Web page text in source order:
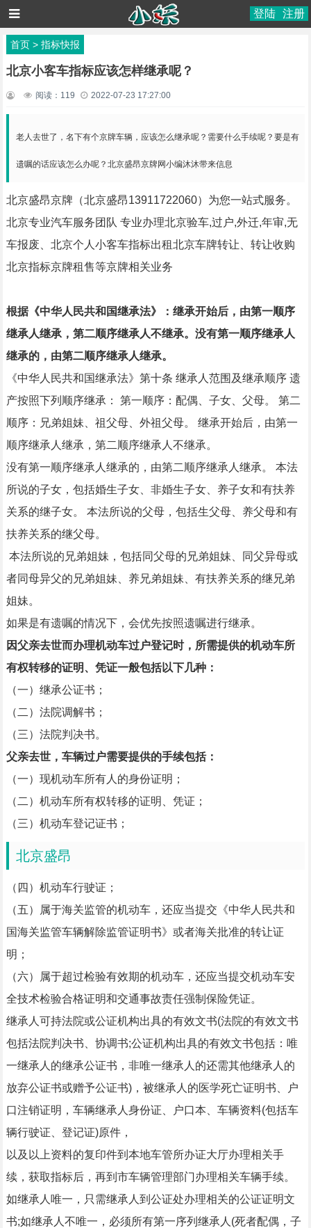
登陆 注册
首页> 指标快报
北京小客车指标应该怎样继承呢？
阅读： 119 2022-07-23 17:27:00
老人去世了，名下有个京牌车辆，应该怎么继承呢？需要什么手续呢？要是有
遗嘱的话应该怎么办呢？北京盛昂京牌网小编沐沐带来信息
北京盛昂京牌（北京盛昂13911722060）为您一站式服务。
北京专业汽车服务团队 专业办理北京验车,过户,外迁,年审,无
车报废、北京个人小客车指标出租北京车牌转让、转让收购
北京指标京牌租售等京牌相关业务
根据《中华人民共和国继承法》：继承开始后，由第一顺序
继承人继承，第二顺序继承人不继承。没有第一顺序继承人
继承的，由第二顺序继承人继承。
《中华人民共和国继承法》第十条 继承人范围及继承顺序 遗
产按照下列顺序继承： 第一顺序：配偶、子女、父母。 第二
顺序：兄弟姐妹、祖父母、外祖父母。 继承开始后，由第一
顺序继承人继承，第二顺序继承人不继承。
没有第一顺序继承人继承的，由第二顺序继承人继承。 本法
所说的子女，包括婚生子女、非婚生子女、养子女和有扶养
关系的继子女。 本法所说的父母，包括生父母、养父母和有
扶养关系的继父母。
本法所说的兄弟姐妹，包括同父母的兄弟姐妹、同父异母或
者同母异父的兄弟姐妹、养兄弟姐妹、有扶养关系的继兄弟
姐妹。
如果是有遗嘱的情况下，会优先按照遗嘱进行继承。
因父亲去世而办理机动车过户登记时，所需提供的机动车所
有权转移的证明、凭证一般包括以下几种：
（一）继承公证书；
（二）法院调解书；
（三）法院判决书。
父亲去世，车辆过户需要提供的手续包括：
（一）现机动车所有人的身份证明；
（二）机动车所有权转移的证明、凭证；
（三）机动车登记证书；
北京盛昂
（四）机动车行驶证；
（五）属于海关监管的机动车，还应当提交《中华人民共和
国海关监管车辆解除监管证明书》或者海关批准的转让证
明；
（六）属于超过检验有效期的机动车，还应当提交机动车安
全技术检验合格证明和交通事故责任强制保险凭证。
继承人可持法院或公证机构出具的有效文书(法院的有效文书
包括法院判决书、协调书;公证机构出具的有效文书包括：唯
一继承人的继承公证书，非唯一继承人的还需其他继承人的
放弃公证书或赠予公证书)，被继承人的医学死亡证明书、户
口注销证明，车辆继承人身份证、户口本、车辆资料(包括车
辆行驶证、登记证)原件，
以及以上资料的复印件到本地车管所办证大厅办理相关手
续，获取指标后，再到市车辆管理部门办理相关车辆手续。
如继承人唯一，只需继承人到公证处办理相关的公证证明文
书;如继承人不唯一，必须所有第一序列继承人(死者配偶，子